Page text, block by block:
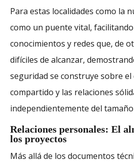
Para estas localidades como la
como un puente vital,
conocimientos y redes que, de
difíciles de alcanzar,
seguridad se construye sobre
compartido y las relaciones
independientemente del tamaño
Relaciones personales: El
los proyectos
Más allá de los documentos